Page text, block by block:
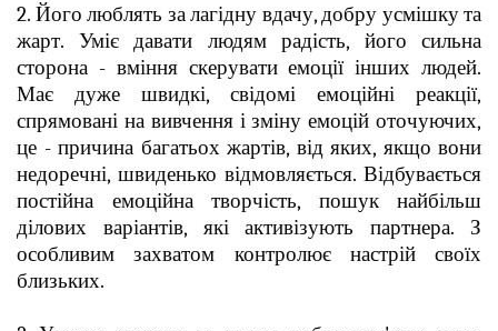
2. Його люблять за лагідну вдачу, добру усмішку та
жарт. Уміє давати людям радість, його сильна
сторона - вміння скерувати емоції інших людей.
Має дуже швидкі, свідомі емоційні реакції,
спрямовані на вивчення і зміну емоцій оточуючих,
це - причина багатьох жартів, від яких, якщо вони
недоречні, швиденько відмовляється. Відбувається
постійна емоційна творчість, пошук найбільш
ділових варіантів, які активізують партнера. З
особливим захватом контролює настрій своїх
близьких.